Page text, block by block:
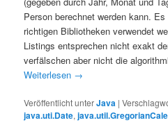
Person berechnet werden kann.
richtigen Bibliotheken verwendet
Listings entsprechen nicht exakt
verfälschen aber nicht die
Weiterlesen →
Veröffentlicht unterJava |
java.uti.Date,